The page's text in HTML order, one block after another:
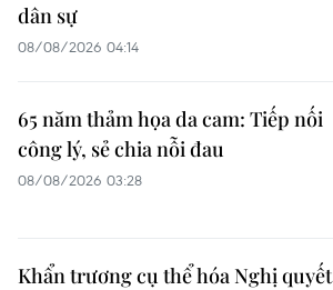
dân sự
08/08/2026 04:14
65 năm thảm họa da cam: Tiếp nối
công lý, sẻ chia nỗi đau
08/08/2026 03:28
Khẩn trương cụ thể hóa Nghị quyết